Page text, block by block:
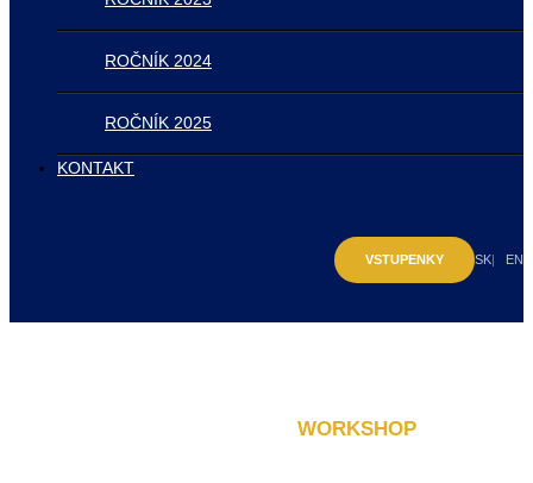
ROČNÍK 2024
ROČNÍK 2025
KONTAKT
VSTUPENKY SK EN
WORKSHOP